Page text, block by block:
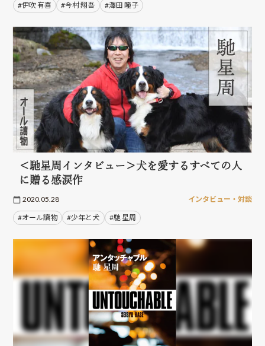
#伊吹 有喜 #今村 翔吾 #澤田 瞳子
＜馳星周インタビュー＞犬を愛するすべての人
に贈る感涙作
2020.05.28 インタビュー・対談
#オール讀物 #少年と犬 #馳 星周